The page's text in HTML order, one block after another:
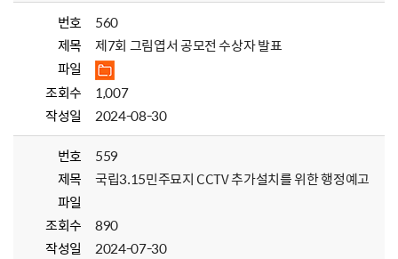
번호
560
제목
제7회 그림엽서 공모전 수상자 발표
파일
조회수
1,007
작성일
2024-08-30
번호
559
제목
국립3.15민주묘지 CCTV 추가설치를 위한 행정예고
파일
조회수
890
작성일
2024-07-30